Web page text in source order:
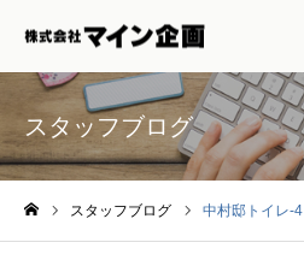
スタッフブログ
スタッフブログ 中村邸トイレ-4